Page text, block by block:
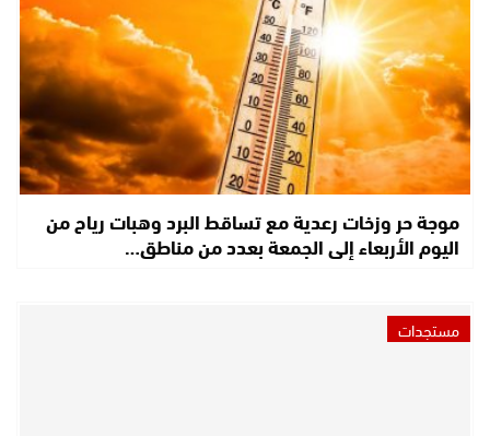
موجة حر وزخات رعدية مع تساقط البرد وهبات رياح من
اليوم الأربعاء إلى الجمعة بعدد من مناطق…
مستجدات